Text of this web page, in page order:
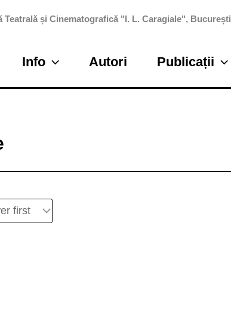
și Cinematografică "I. L. Caragiale", București
Info Autori Publicații